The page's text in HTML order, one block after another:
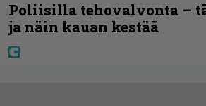
Poliisilla tehovalvonta –
ja näin kauan kestää